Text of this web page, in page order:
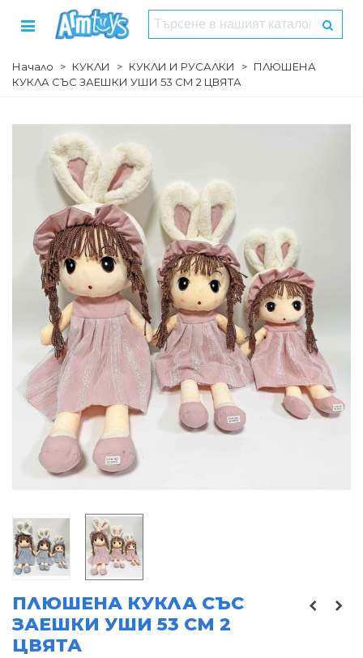
Начало > КУКЛИ > КУКЛИ И РУСАЛКИ > ПЛЮШЕНА
КУКЛА СЪС ЗАЕШКИ УШИ 53 СМ 2 ЦВЯТА
ПЛЮШЕНА КУКЛА СЪС
ЗАЕШКИ УШИ 53 СМ 2
ЦВЯТА